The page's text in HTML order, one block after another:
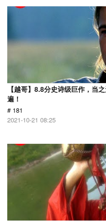
【越哥】8.8分史诗级巨作，当
遍！
# 181
2021-10-21 08:25